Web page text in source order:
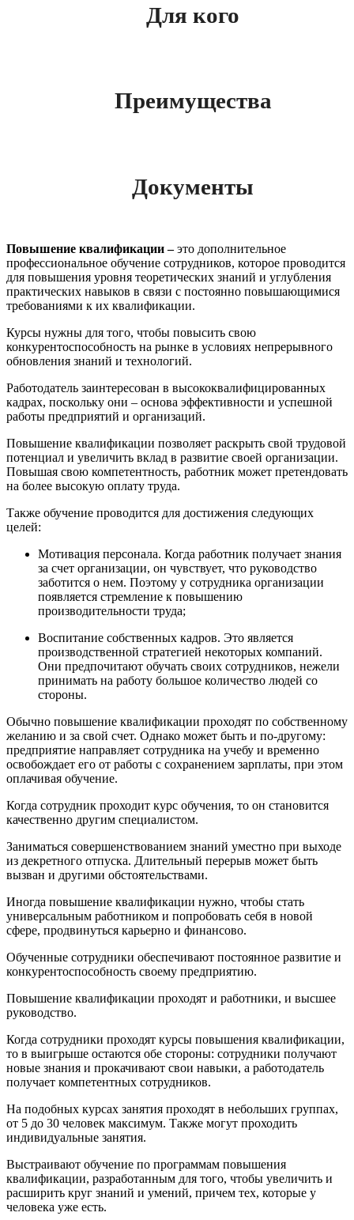
Для кого
Преимущества
Документы
Повышение квалификации –это дополнительное
профессиональное обучение сотрудников, которое проводится
для повышения уровня теоретических знаний и углубления
практических навыков в связи с постоянно повышающимися
требованиями к их квалификации.
Курсы нужны для того, чтобы повысить свою
конкурентоспособность на рынке в условиях непрерывного
обновления знаний и технологий.
Работодатель заинтересован в высококвалифицированных
кадрах, поскольку они – основа эффективности и успешной
работы предприятий и организаций.
Повышение квалификации позволяет раскрыть свой трудовой
потенциал и увеличить вклад в развитие своей организации.
Повышая свою компетентность, работник может претендовать
на более высокую оплату труда.
Также обучение проводится для достижения следующих
целей:
Мотивация персонала. Когда работник получает знания
за счет организации, он чувствует, что руководство
заботится о нем. Поэтому у сотрудника организации
появляется стремление к повышению
производительности труда;
Воспитание собственных кадров. Это является
производственной стратегией некоторых компаний.
Они предпочитают обучать своих сотрудников, нежели
принимать на работу большое количество людей со
стороны.
Обычно повышение квалификации проходят по собственному
желанию и за свой счет. Однако может быть и по-другому:
предприятие направляет сотрудника на учебу и временно
освобождает его от работы с сохранением зарплаты, при этом
оплачивая обучение.
Когда сотрудник проходит курс обучения, то он становится
качественно другим специалистом.
Заниматься совершенствованием знаний уместно при выходе
из декретного отпуска. Длительный перерыв может быть
вызван и другими обстоятельствами.
Иногда повышение квалификации нужно, чтобы стать
универсальным работником и попробовать себя в новой
сфере, продвинуться карьерно и финансово.
Обученные сотрудники обеспечивают постоянное развитие и
конкурентоспособность своему предприятию.
Повышение квалификации проходят и работники, и высшее
руководство.
Когда сотрудники проходят курсы повышения квалификации,
то в выигрыше остаются обе стороны: сотрудники получают
новые знания и прокачивают свои навыки, а работодатель
получает компетентных сотрудников.
На подобных курсах занятия проходят в небольших группах,
от 5 до 30 человек максимум. Также могут проходить
индивидуальные занятия.
Выстраивают обучение по программам повышения
квалификации, разработанным для того, чтобы увеличить и
расширить круг знаний и умений, причем тех, которые у
человека уже есть.